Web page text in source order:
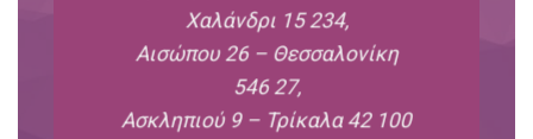
Χαλάνδρι 15 234,
Αισώπου 26 – Θεσσαλονίκη
546 27,
Ασκληπιού 9 – Τρίκαλα 42 100